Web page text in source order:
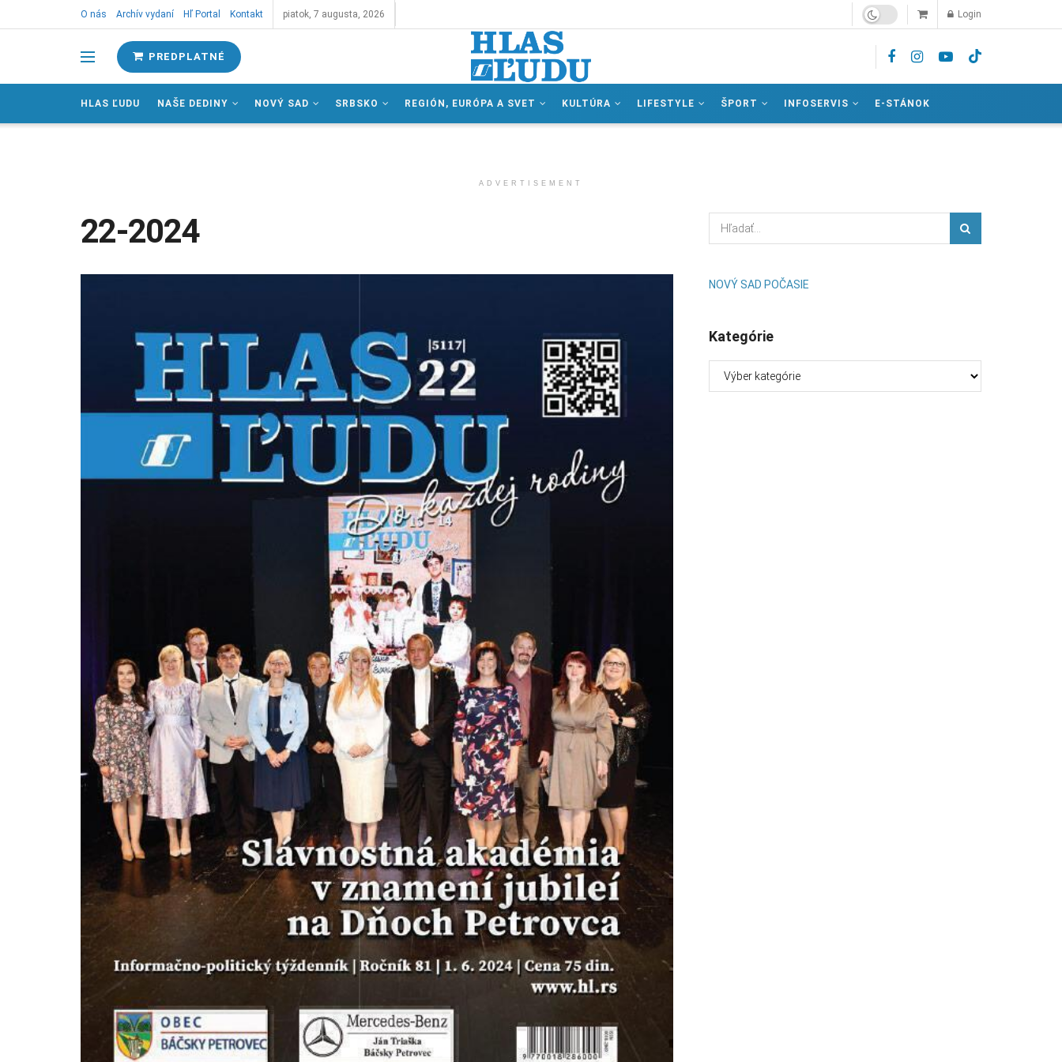
O nás Archív vydaní Hľ Portal Kontakt piatok, 7 augusta, 2026 Login
PREDPLATNÉ
HLAS ĽUDU NAŠE DEDINY NOVÝ SAD SRBSKO REGIÓN, EURÓPA A SVET KULTÚRA LIFESTYLE ŠPORT INFOSERVIS E-STÁNOK
ADVERTISEMENT
22-2024
NOVÝ SAD POČASIE
Kategórie